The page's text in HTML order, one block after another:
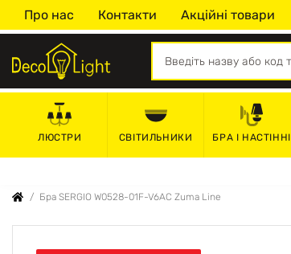
Про нас Контакти Акційні товари
ЛЮСТРИ СВІТИЛЬНИКИ БРА І НАСТІННІ
Бра SERGIO W0528-01F-V6AC Zuma Line